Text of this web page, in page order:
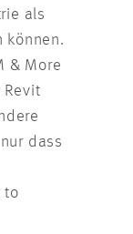
als
können.
& More
dass
to